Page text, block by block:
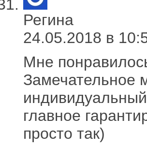
Регина
24.05.2018 в
Мне
Замечательное
главное
просто так)